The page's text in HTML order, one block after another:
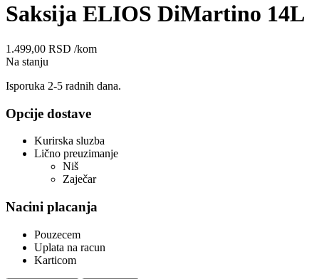
Saksija ELIOS DiMartino 14L
1.499,00 RSD /kom
Na stanju
Isporuka 2-5 radnih dana.
Opcije dostave
Kurirska sluzba
Lično preuzimanje
Niš
Zaječar
Nacini placanja
Pouzecem
Uplata na racun
Karticom